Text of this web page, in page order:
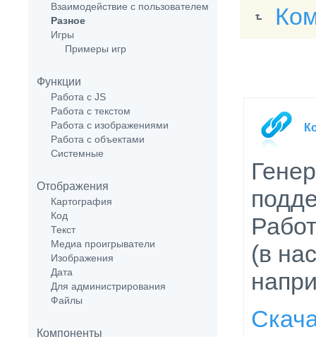
Взаимодействие с пользователем
Разное
Игры
Примеры игр
Функции
Работа с JS
Работа с текстом
Работа с изображениями
Работа с объектами
Системные
Отображения
Картография
Код
Текст
Медиа проигрыватели
Изображения
Дата
Для администрирования
Файлы
Компоненты
(в